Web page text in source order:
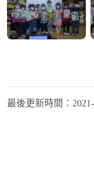
最後更新時間：